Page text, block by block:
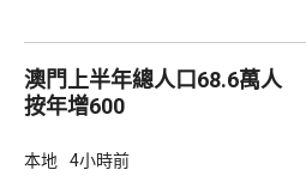
澳門上半年總人口68.6萬人
按年增600
本地 4小時前